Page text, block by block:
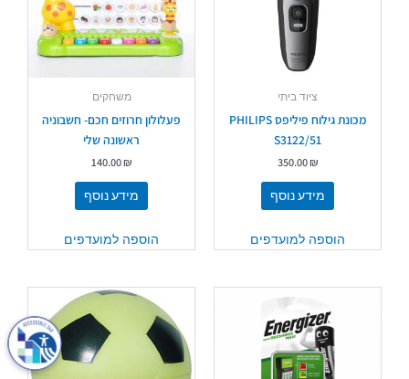
ציוד ביתי
מכונת גילוח פיליפס PHILIPS
S3122/51
350.00₪
מידע נוסף
הוספה למועדפים
משחקים
פעלולון חרוזים חכם- חשבוניה
ראשונה שלי
140.00₪
מידע נוסף
הוספה למועדפים